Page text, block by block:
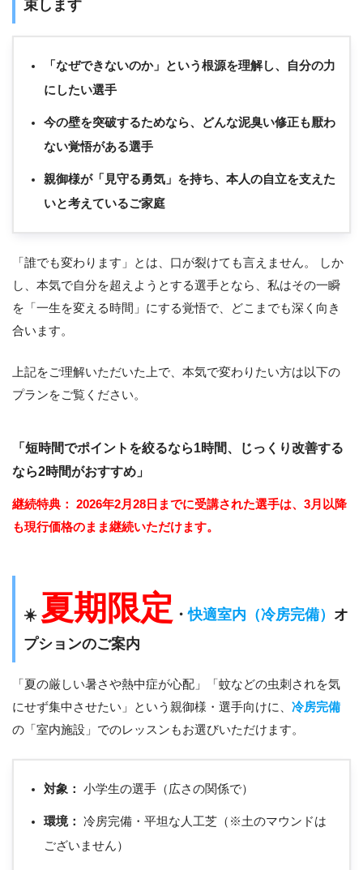
束します
「なぜできないのか」という根源を理解し、自分の力
にしたい選手
今の壁を突破するためなら、どんな泥臭い修正も厭わ
ない覚悟がある選手
親御様が「見守る勇気」を持ち、本人の自立を支えた
いと考えているご家庭
「誰でも変わります」とは、口が裂けても言えません。 しか
し、本気で自分を超えようとする選手となら、私はその一瞬
を「一生を変える時間」にする覚悟で、どこまでも深く向き
合います。
上記をご理解いただいた上で、本気で変わりたい方は以下の
プランをご覧ください。
「短時間でポイントを絞るなら1時間、じっくり改善する
なら2時間がおすすめ」
継続特典：
2026年2月28日までに受講された選手は、3月以降
も現行価格のまま継続いただけます。
☀️ 夏期限定 ・快適室内（冷房完備） オ
プションのご案内
「夏の厳しい暑さや熱中症が心配」「蚊などの虫刺されを気
にせず集中させたい」という親御様・選手向けに、 冷房完備
の「室内施設」でのレッスンもお選びいただけます。
対象： 小学生の選手（広さの関係で）
環境：
冷房完備・平坦な人工芝（※土のマウンドは
ございません）